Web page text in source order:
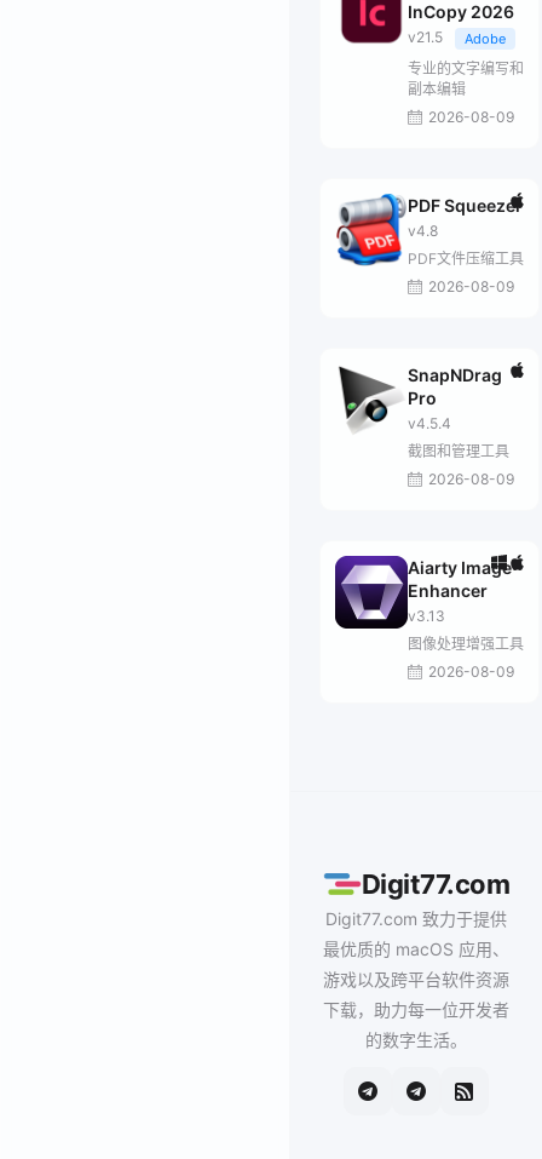
InCopy 2026
v21.5 Adobe
专业的文字编写和
副本编辑
2026-08-09
PDF Squeezer
v4.8
PDF文件压缩工具
2026-08-09
SnapNDrag
Pro
v4.5.4
截图和管理工具
2026-08-09
Aiarty Image
Enhancer
v3.13
图像处理增强工具
2026-08-09
Digit77.com
Digit77.com 致力于提供
最优质的 macOS 应用、
游戏以及跨平台软件资源
下载，助力每一位开发者
的数字生活。